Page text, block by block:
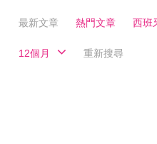
最新文章 熱門文章 西班
12個月 重新搜尋